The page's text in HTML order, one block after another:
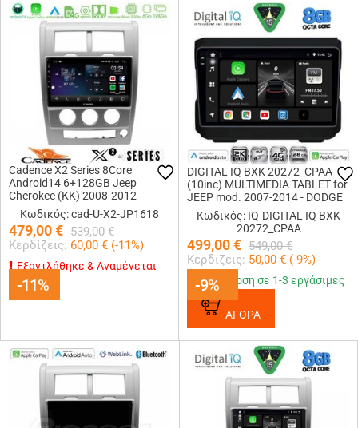
-11%
Cadence X2 Series 8Core
Android14 6+128GB Jeep
Cherokee (KK) 2008-2012
Navigation Multimedia Tablet 10
Κωδικός: cad-U-X2-JP1618
479,00€ 539,00 €
Κερδίζεις: 60,00 € (-11%)
-11%
Εξαντλήθηκε & Αναμένεται
-9%
DIGITAL IQ BXK 20272_CPAA
(10inc) MULTIMEDIA TABLET for
JEEP mod. 2007-2014 - DODGE
mod. 2007-2014
Κωδικός: IQ-DIGITAL IQ BXK
20272_CPAA
499,00€ 549,00 €
Κερδίζεις: 50,00 € (-9%)
-9%
Παράδοση σε 1-3 εργάσιμες
ΑΓΟΡΑ